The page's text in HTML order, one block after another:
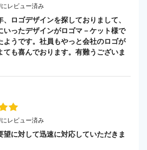
レビュー済み
、ロゴデザインを探しておりまして、
いったデザインがロゴマ－ケット様で
ようです。社員もやっと会社のロゴが
ても喜んでおります。有難うございま
レビュー済み
望に対して迅速に対応していただきま